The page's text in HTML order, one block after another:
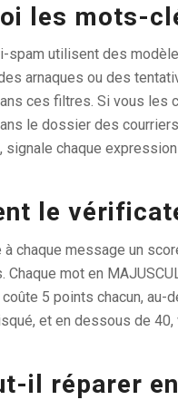
les mots-
spam utilisent des
arnaques ou des
ces filtres. Si vous les
le dossier des
signale chaque
le
à chaque message un
Chaque mot en
5 points chacun, au-
et en dessous de
il réparer